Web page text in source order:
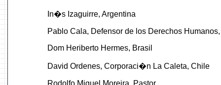
In�s Izaguirre, Argentina
Pablo Cala, Defensor de los Derechos
Dom Heriberto Hermes, Brasil
David Ordenes, Corporaci�n La Caleta, Chile
Rodolfo Miguel Moreira, Pastor